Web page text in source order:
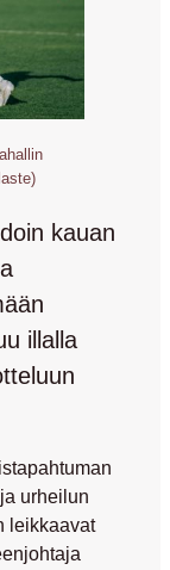
kauan
illalla
urheilun
leikkaavat